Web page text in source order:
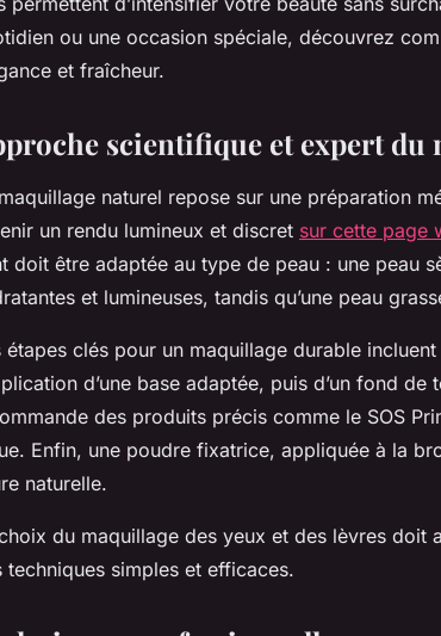
naturel
ou une occasion spéciale, découvrez
et fraîcheur.
scientifique et expert du
naturel repose sur une préparation
un rendu lumineux et discret sur cette page
doit être adaptée au type de peau : une peau
et lumineuses, tandis qu’une peau
étapes clés pour un maquillage durable
d’une base adaptée, puis d’un fond
des produits précis comme le SOS
Enfin, une poudre fixatrice, appliquée à la
naturelle.
du maquillage des yeux et des lèvres doit
techniques simples et efficaces.